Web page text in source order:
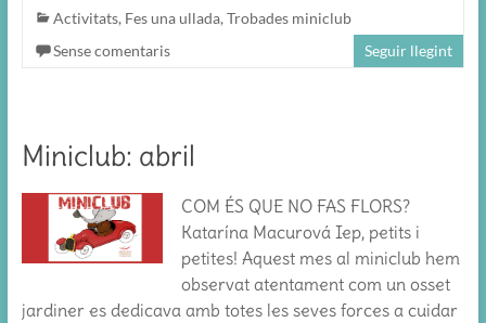
Activitats, Fes una ullada, Trobades miniclub
Sense comentaris
Seguir llegint
Miniclub: abril
COM ÉS QUE NO FAS FLORS?
Katarína Macurová Iep, petits i
petites! Aquest mes al miniclub hem
observat atentament com un osset
jardiner es dedicava amb totes les seves forces a cuidar